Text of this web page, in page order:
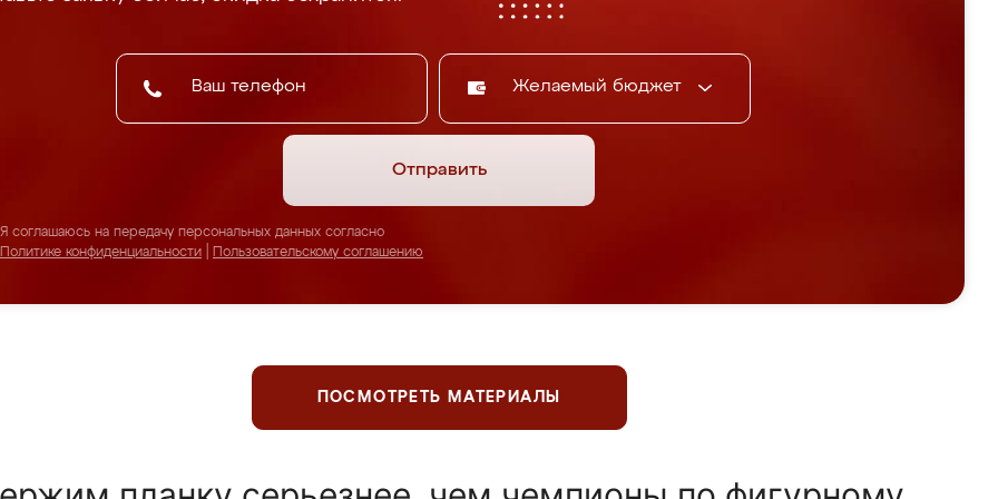
Желаемый бюджет
Отправить
Я соглашаюсь на передачу персональных данных согласно
Политике конфиденциальности
Пользовательскому соглашению
ПОСМОТРЕТЬ МАТЕРИАЛЫ